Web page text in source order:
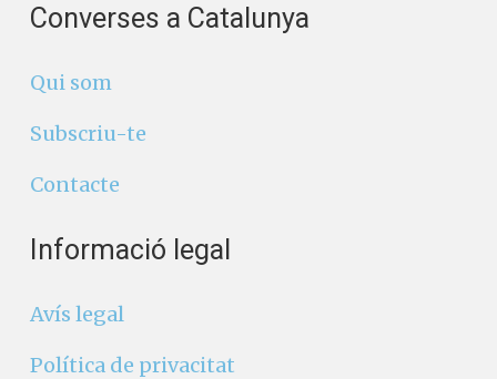
Converses a Catalunya
Qui som
Subscriu-te
Contacte
Informació legal
Avís legal
Política de privacitat